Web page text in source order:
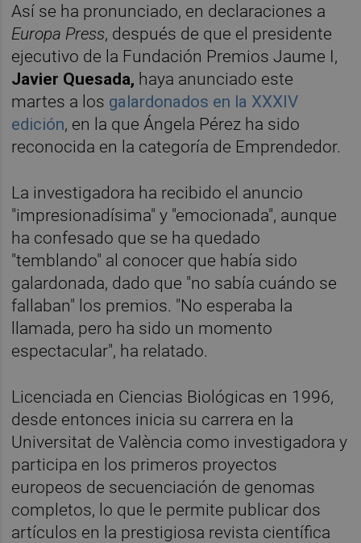
Así se ha pronunciado, en declaraciones a
Europa Press, después de que el presidente
ejecutivo de la Fundación Premios Jaume I,
Javier Quesada, haya anunciado este
martes a los galardonados en la XXXIV
edición, en la que Ángela Pérez ha sido
reconocida en la categoría de Emprendedor.
La investigadora ha recibido el anuncio
"impresionadísima" y "emocionada", aunque
ha confesado que se ha quedado
"temblando" al conocer que había sido
galardonada, dado que "no sabía cuándo se
fallaban" los premios. "No esperaba la
llamada, pero ha sido un momento
espectacular", ha relatado.
Licenciada en Ciencias Biológicas en 1996,
desde entonces inicia su carrera en la
Universitat de València como investigadora y
participa en los primeros proyectos
europeos de secuenciación de genomas
completos, lo que le permite publicar dos
artículos en la prestigiosa revista científica